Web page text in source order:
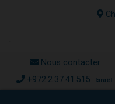
Nous contacter
+972.2.37.41.515 Israël